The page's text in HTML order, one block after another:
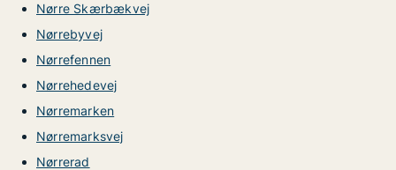
Nørre Skærbækvej
Nørrebyvej
Nørrefennen
Nørrehedevej
Nørremarken
Nørremarksvej
Nørrerad